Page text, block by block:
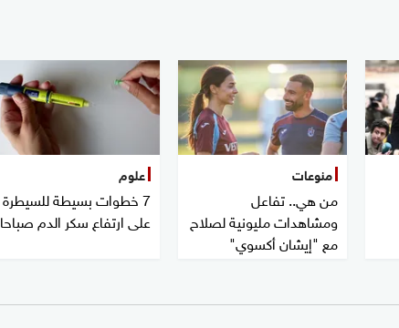
منوعات
من هي.. تفاعل
ومشاهدات مليونية لصلاح
مع "إيشان أكسوي"
علوم
7 خطوات بسيطة للسيطرة
على ارتفاع سكر الدم صباحا